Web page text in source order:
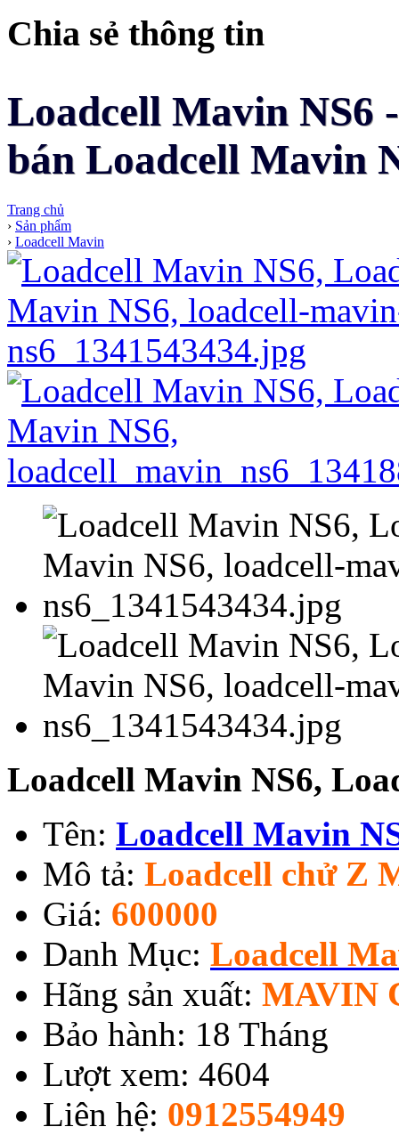
Chia sẻ thông tin
Loadcell Mavin NS6
bán Loadcell Mavin
Trang chủ
› Sản phẩm
› Loadcell Mavin
Loadcell Mavin NS6,
Tên: Loadcell Mavin
Mô tả: Loadcell chử Z
Giá: 600000
Danh Mục: Loadcell
Hãng sản xuất: MAVIN
Bảo hành: 18 Tháng
Lượt xem: 4604
Liên hệ: 0912554949